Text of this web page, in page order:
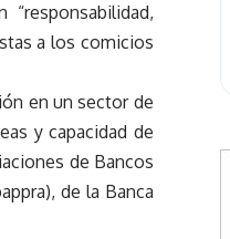
a los comicios
en un sector de
y capacidad de
de Bancos
de la Banca